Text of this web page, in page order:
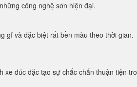
công nghệ sơn hiện đại.
gỉ và đặc biệt rất bền màu theo thời gian.
xe đúc đặc tạo sự chắc chắn thuận tiện